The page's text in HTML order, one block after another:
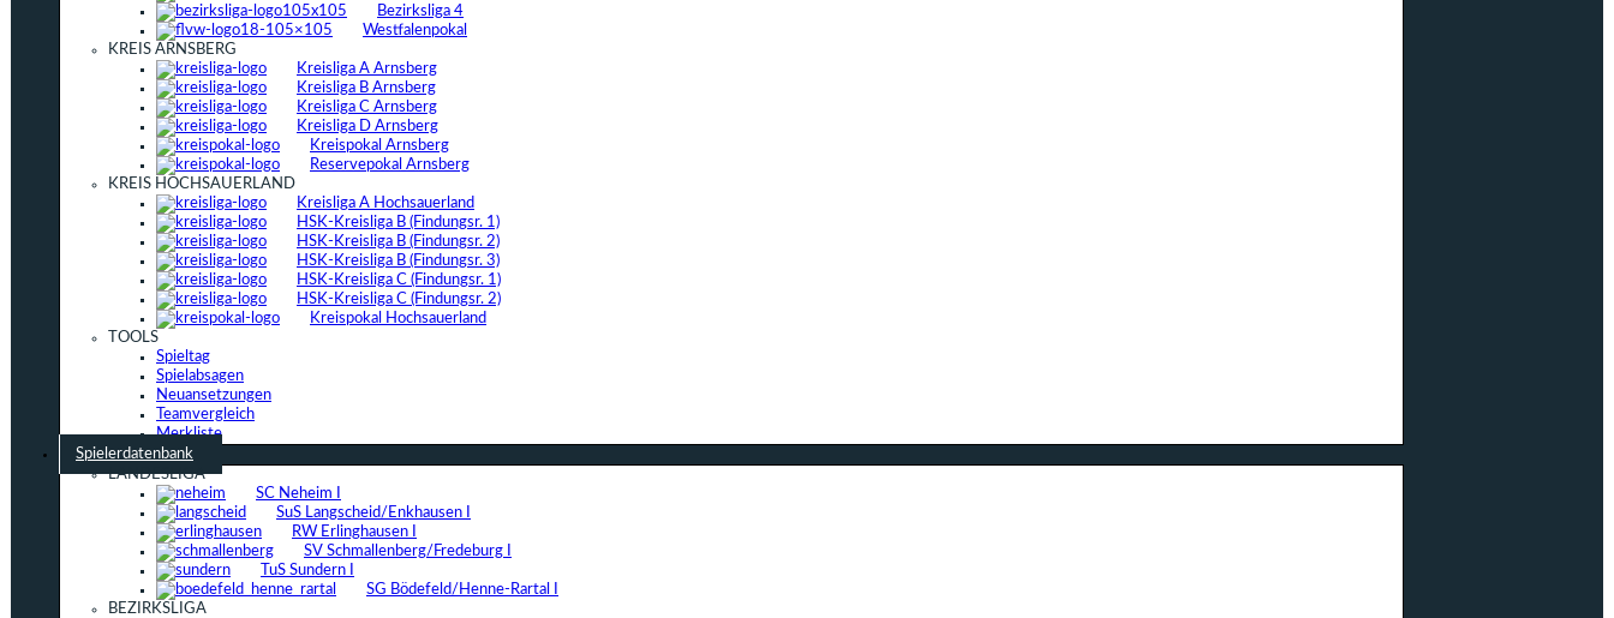
Bezirksliga 4
Westfalenpokal
KREIS ARNSBERG
Kreisliga A Arnsberg
Kreisliga B Arnsberg
Kreisliga C Arnsberg
Kreisliga D Arnsberg
Kreispokal Arnsberg
Reservepokal Arnsberg
KREIS HOCHSAUERLAND
Kreisliga A Hochsauerland
HSK-Kreisliga B (Findungsr. 1)
HSK-Kreisliga B (Findungsr. 2)
HSK-Kreisliga B (Findungsr. 3)
HSK-Kreisliga C (Findungsr. 1)
HSK-Kreisliga C (Findungsr. 2)
Kreispokal Hochsauerland
TOOLS
Spieltag
Spielabsagen
Neuansetzungen
Teamvergleich
Merkliste
Spielerdatenbank
LANDESLIGA
SC Neheim I
SuS Langscheid/Enkhausen I
RW Erlinghausen I
SV Schmallenberg/Fredeburg I
TuS Sundern I
SG Bödefeld/Henne-Rartal I
BEZIRKSLIGA